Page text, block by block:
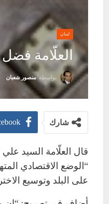
لبنان
العلّامة
بواسطةمنصور شعبان
شارك
قال العلّامة السيد
“الوضع الاقتصادي
على البلد وتوسيع